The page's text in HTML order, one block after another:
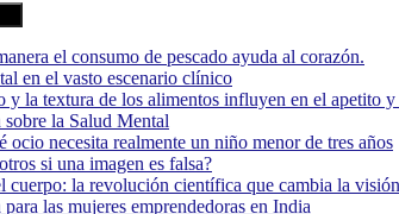
el consumo de pescado ayuda al corazón.
en el vasto escenario clínico
y la textura de los alimentos influyen en el apetito y
la Salud Mental
ocio necesita realmente un niño menor de tres años
si una imagen es falsa?
cuerpo: la revolución científica que cambia la
las mujeres emprendedoras en India